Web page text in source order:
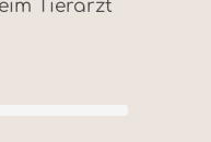
Tierarzt